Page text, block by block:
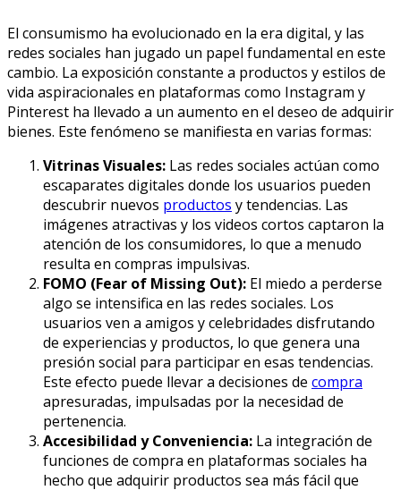
El consumismo ha evolucionado en la era digital, y las
redes sociales han jugado un papel fundamental en este
cambio. La exposición constante a productos y estilos de
vida aspiracionales en plataformas como Instagram y
Pinterest ha llevado a un aumento en el deseo de adquirir
bienes. Este fenómeno se manifiesta en varias formas:
Vitrinas Visuales: Las redes sociales actúan como
escaparates digitales donde los usuarios pueden
descubrir nuevos productos y tendencias. Las
imágenes atractivas y los videos cortos captaron la
atención de los consumidores, lo que a menudo
resulta en compras impulsivas.
FOMO (Fear of Missing Out): El miedo a perderse
algo se intensifica en las redes sociales. Los
usuarios ven a amigos y celebridades disfrutando
de experiencias y productos, lo que genera una
presión social para participar en esas tendencias.
Este efecto puede llevar a decisiones de compra
apresuradas, impulsadas por la necesidad de
pertenencia.
Accesibilidad y Conveniencia: La integración de
funciones de compra en plataformas sociales ha
hecho que adquirir productos sea más fácil que